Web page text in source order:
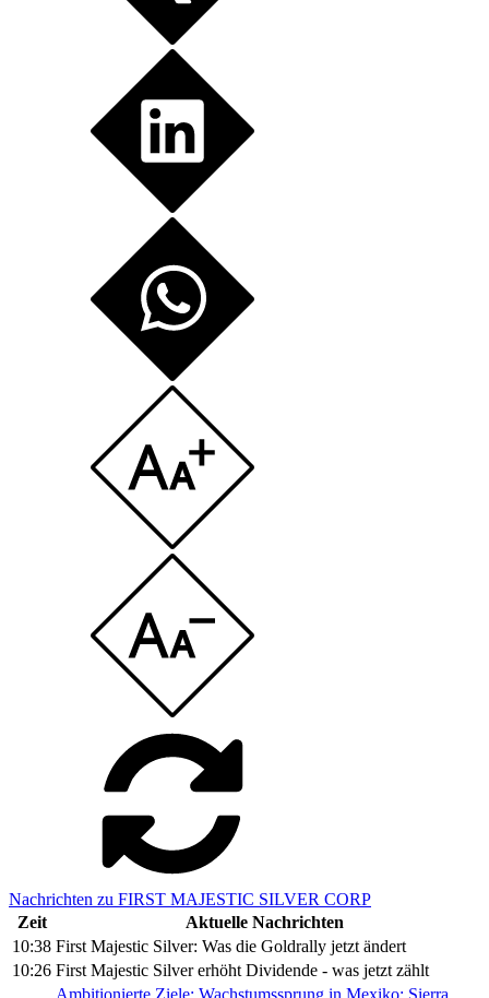
Nachrichten zu FIRST MAJESTIC SILVER CORP
Zeit
Aktuelle Nachrichten
10:38 First Majestic Silver: Was die Goldrally jetzt ändert
10:26 First Majestic Silver erhöht Dividende - was jetzt zählt
Ambitionierte Ziele: Wachstumssprung in Mexiko: Sierra